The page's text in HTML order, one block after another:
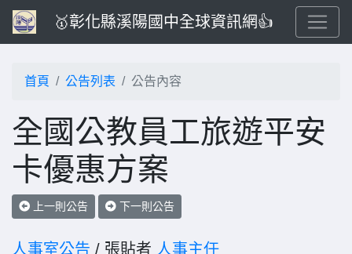
🥇彰化縣溪陽國中全球資訊網👍
首頁 公告列表 公告內容
全國公教員工旅遊平安
卡優惠方案
上一則公告 下一則公告
人事室公告 / 張貼者 人事主任